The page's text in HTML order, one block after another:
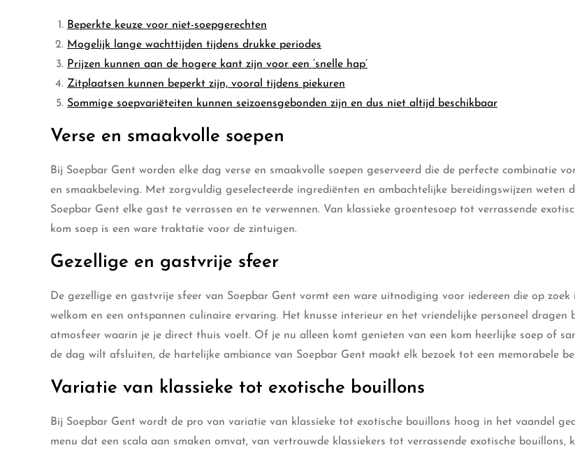
Beperkte keuze voor niet-soepgerechten
Mogelijk lange wachttijden tijdens drukke periodes
Prijzen kunnen aan de hogere kant zijn voor een ‘snelle hap’
Zitplaatsen kunnen beperkt zijn, vooral tijdens piekuren
Sommige soepvariëteiten kunnen seizoensgebonden zijn en dus niet altijd beschikbaar
Verse en smaakvolle soepen
Bij Soepbar Gent worden elke dag verse en smaakvolle soepen geserveerd die de perfecte combinatie
en smaakbeleving. Met zorgvuldig geselecteerde ingrediënten en ambachtelijke bereidingswijzen weten
Soepbar Gent elke gast te verrassen en te verwennen. Van klassieke groentesoep tot verrassende
kom soep is een ware traktatie voor de zintuigen.
Gezellige en gastvrije sfeer
De gezellige en gastvrije sfeer van Soepbar Gent vormt een ware uitnodiging voor iedereen die op zoek
welkom en een ontspannen culinaire ervaring. Het knusse interieur en het vriendelijke personeel dragen
atmosfeer waarin je je direct thuis voelt. Of je nu alleen komt genieten van een kom heerlijke soep of
de dag wilt afsluiten, de hartelijke ambiance van Soepbar Gent maakt elk bezoek tot een memorabele
Variatie van klassieke tot exotische bouillons
Bij Soepbar Gent wordt de pro van variatie van klassieke tot exotische bouillons hoog in het vaandel
menu dat een scala aan smaken omvat, van vertrouwde klassiekers tot verrassende exotische bouillons,